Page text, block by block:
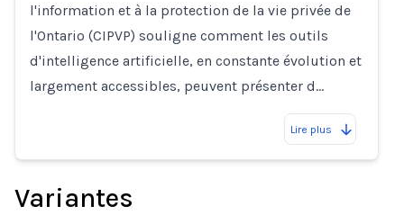
l'information et à la protection de la vie privée de
l'Ontario (CIPVP) souligne comment les outils
d'intelligence artificielle, en constante évolution et
largement accessibles, peuvent présenter d…
Lire plus
Variantes